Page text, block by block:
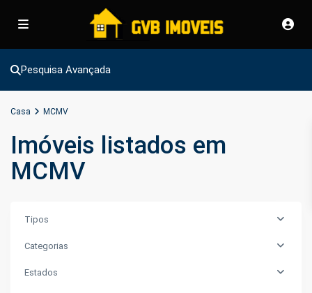
Pesquisa Avançada
Casa MCMV
Imóveis listados em
MCMV
Tipos
Categorias
Estados